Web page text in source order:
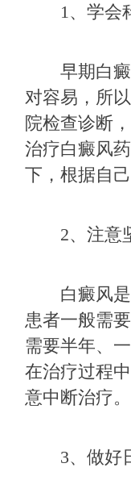
1、学会科
早期白癜
对容易，所
院检查诊断
治疗白癜风
下，根据自己
2、注意坚
白癜风是
患者一般需
需要半年、
在治疗过程
意中断治疗。
3、做好日